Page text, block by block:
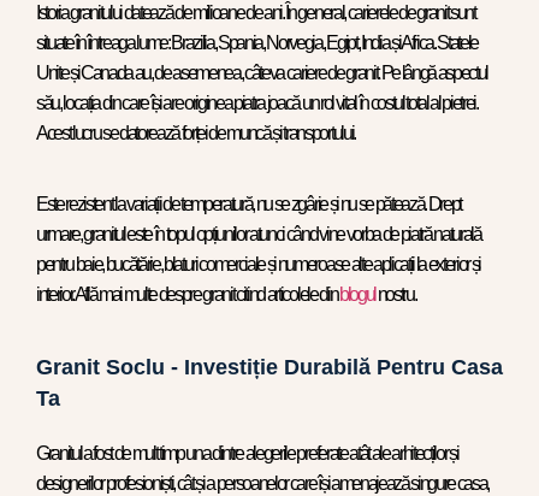
Istoria granitului datează de milioane de ani. În general, carierele de granit sunt
situate în întreaga lume: Brazilia, Spania, Norvegia, Egipt, India și Africa. Statele
Unite și Canada au, de asemenea, câteva cariere de granit. Pe lângă aspectul
său, locația din care își are originea piatra joacă un rol vital în costul total al pietrei.
Acest lucru se datorează forței de muncă și transportului.
Este rezistent la variații de temperatură, nu se zgârie și nu se pătează. Drept
urmare, granitul este în topul opțiunilor atunci când vine vorba de piatră naturală
pentru baie, bucătărie, blaturi comerciale și numeroase alte aplicații la exterior și
interior. Află mai multe despre granit citind articolele dinblogul nostru.
Granit Soclu - Investiție Durabilă Pentru Casa
Ta
Granitul a fost de mult timp una dintre alegerile preferate atât ale arhitecților și
designerilor profesioniști, cât și a persoanelor care își amenajează singure casa,